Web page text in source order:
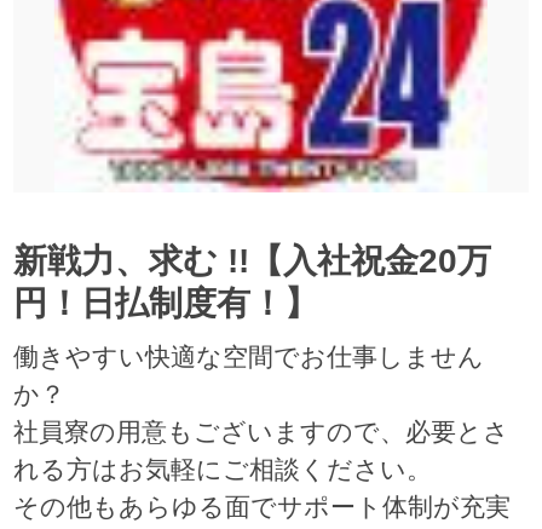
新戦力、求む !!【入社祝金20万
円！日払制度有！】
働きやすい快適な空間でお仕事しません
か？
社員寮の用意もございますので、必要とさ
れる方はお気軽にご相談ください。
その他もあらゆる面でサポート体制が充実